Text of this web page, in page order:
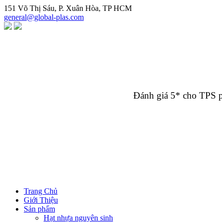
Chuyển
đến
nội
151 Võ Thị Sáu, P. Xuân Hòa, TP HCM
general@global-plas.com
Trang Chủ
Giới Thiệu
Sản phẩm
Hạt nhựa nguyên sinh
Đánh giá 5* cho TPS